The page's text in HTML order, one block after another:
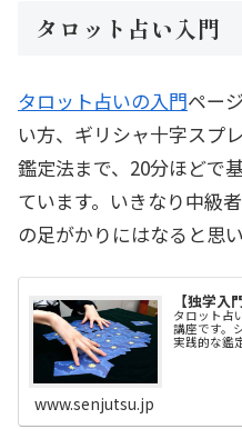
タロット占い入門
タロット占いの入門ペー
い方、ギリシャ十字スプ
鑑定法まで、20分ほどで
ています。いきなり中級
の足がかりにはなると思い
【独学
タロット占
講座です。
実践的な鑑
www.senjutsu.jp